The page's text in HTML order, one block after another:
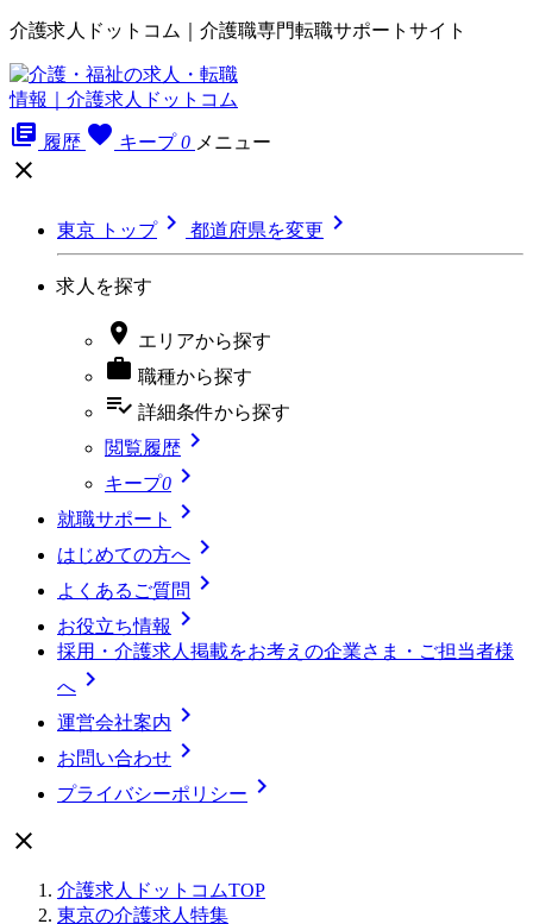
介護求人ドットコム｜介護職専門転職サポートサイト
library_books 履歴 favorite キープ 0 メニュー

東京 トップ 都道府県を変更 
求人を探す
 エリアから探す
 職種から探す
playlist_add_check 詳細条件から探す
閲覧履歴 
キープ0 
就職サポート 
はじめての方へ 
よくあるご質問 
お役立ち情報 
採用・介護求人掲載をお考えの企業さま・ご担当者様
へ 
運営会社案内 
お問い合わせ 
プライバシーポリシー 

介護求人ドットコムTOP
東京の介護求人特集